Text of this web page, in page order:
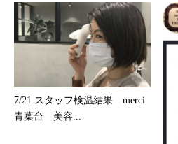
7/21 スタッフ検温結果 merci
青葉台 美容...